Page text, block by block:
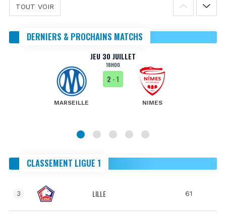
TOUT VOIR
DERNIERS & PROCHAINS MATCHS
JEU 30 JUILLET
18H00
MARSEILLE
2 - 1
NIMES
CLASSEMENT LIGUE 1
3 LILLE 61